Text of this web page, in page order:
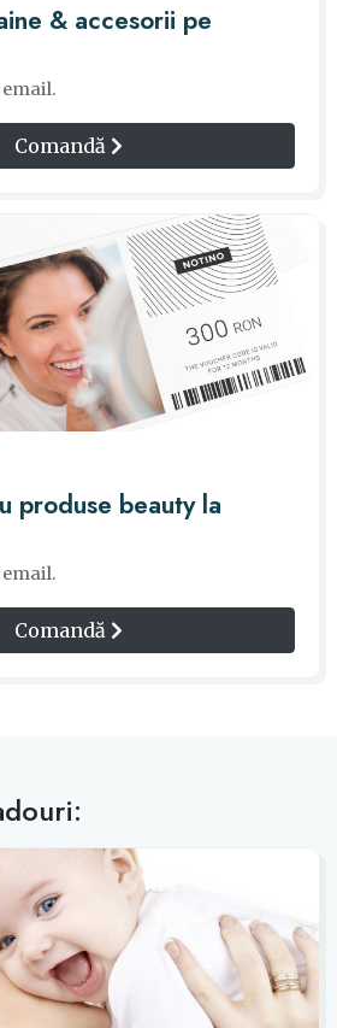
& accesorii pe
Comandă
produse beauty la
Comandă